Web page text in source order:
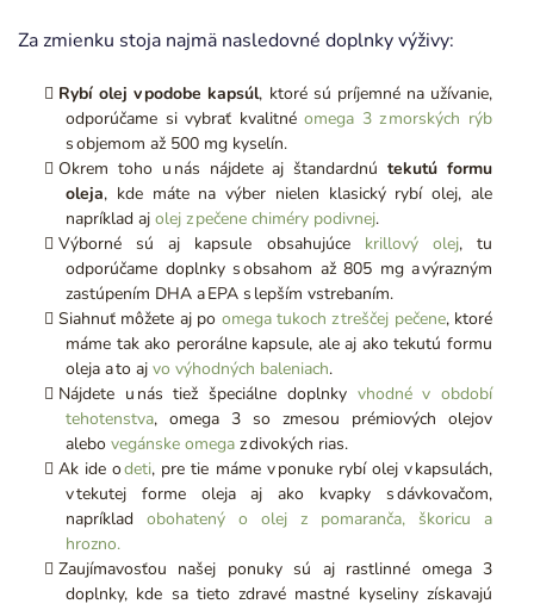
Za zmienku stoja najmä nasledovné doplnky výživy:
Rybí olej v podobe kapsúl, ktoré sú príjemné na užívanie,
odporúčame si vybrať kvalitnéomega 3 z morských rýb
s objemom až 500 mg kyselín.
Okrem toho u nás nájdete aj štandardnútekutú formu
oleja, kde máte na výber nielen klasický rybí olej, ale
napríklad aj olej z pečene chiméry podivnej.
Výborné sú aj kapsule obsahujúce krillový olej, tu
odporúčame doplnky s obsahom až 805 mg a výrazným
zastúpením DHA a EPA s lepším vstrebaním.
Siahnuť môžete aj po omega tukoch z treščej pečene, ktoré
máme tak ako perorálne kapsule, ale aj ako tekutú formu
oleja a to aj vo výhodných baleniach.
Nájdete u nás tiež špeciálne doplnky vhodné v období
tehotenstva, omega 3 so zmesou prémiových olejov
alebo vegánske omega z divokých rias.
Ak ide odeti, pre tie máme v ponuke rybí olej v kapsulách,
v tekutej forme oleja aj ako kvapky s dávkovačom,
napríklad obohatený o olej z pomaranča, škoricu a
hrozno.
Zaujímavosťou našej ponuky sú aj rastlinné omega 3
doplnky, kde sa tieto zdravé mastné kyseliny získavajú